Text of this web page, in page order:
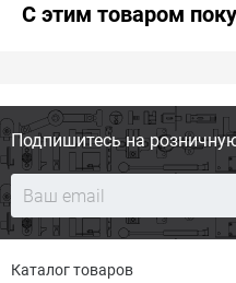
С этим товаром
Подпишитесь на
Каталог товаров